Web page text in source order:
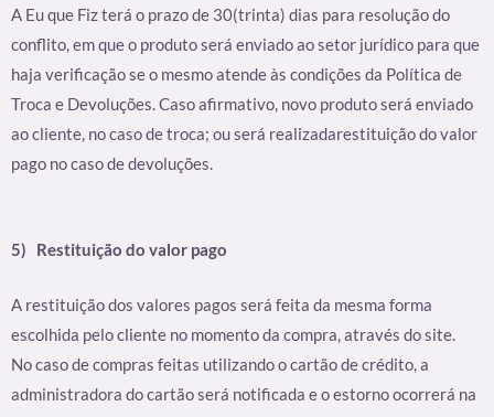
A Eu que Fiz terá o prazo de 30(trinta) dias para resolução do
conflito, em que o produto será enviado ao setor jurídico para que
haja verificação se o mesmo atende às condições da Política de
Troca e Devoluções. Caso afirmativo, novo produto será enviado
ao cliente, no caso de troca; ou será realizadarestituição do valor
pago no caso de devoluções.
5) Restituição do valor pago
A restituição dos valores pagos será feita da mesma forma
escolhida pelo cliente no momento da compra, através do site.
No caso de compras feitas utilizando o cartão de crédito, a
administradora do cartão será notificada e o estorno ocorrerá na